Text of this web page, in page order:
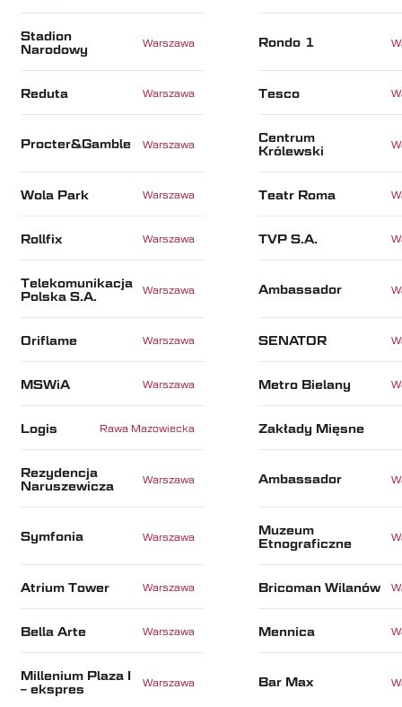
Stadion
Narodowy
Warszawa Rondo 1
Reduta Warszawa Tesco
Procter&Gamble Warszawa
Centrum
Królewski
Wola Park Warszawa Teatr Roma
Rollfix Warszawa TVP S.A.
Telekomunikacja
Polska S.A.
Warszawa Ambassador
Oriflame Warszawa SENATOR
MSWiA Warszawa Metro Bielany
Logis Rawa Mazowiecka Zakłady Mięsne
Rezydencja
Naruszewicza
Warszawa Ambassador
Symfonia Warszawa
Muzeum
Etnograficzne
Atrium Tower Warszawa Bricoman Wilanów
Bella Arte Warszawa Mennica
Millenium Plaza I
– ekspres
Warszawa Bar Max